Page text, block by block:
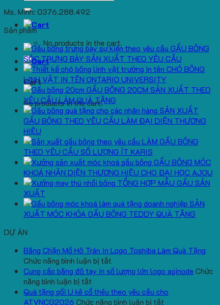
No products in the cart.
Cart
No products in the cart.
Ms. Minh: 0376.288.492
Sản phẩm
GẤU BÔNG
SÓC TRƯNG BÀY SẢN XUẤT THEO YÊU CẦU
CHÓ BÔNG
LINH VẬT IN TÊN ONTARIO UNIVERSITY
GẤU BÔNG 20CM SẢN XUẤT THEO
YÊU CẦU LÀM QUÀ TẶNG
SẢN XUẤT
GẤU BÔNG THEO YÊU CẦU LÀM ĐẠI DIỆN THƯƠNG
HIỆU
LÀM GẤU BÔNG
THEO YÊU CẦU SỐ LƯỢNG ÍT KARIS
GẤU BÔNG MÓC
KHOÁ NHẬN DIỆN THƯƠNG HIỆU CHO ĐẠI HỌC AJOU
TỔNG HỢP MẪU GẤU SẢN
XUẤT
SẢN
XUẤT MÓC KHÓA GẤU BÔNG TEDDY QUÀ TẶNG
DỰ ÁN
Băng Chặn Mồ Hô Trán In Logo Toshiba Làm Quà Tặng
Chức năng bình luận bị tắt
Băng
Mồ
Hô
Cung cấp băng đô tay in số lượng lớn logo aginode Chức
năng bình luận bị tắt
Cung
cấp
Quà tặng gối U kê cổ thêu theo yêu cầu cho
ATVNCG2026 Chức năng bình luận bị tắt